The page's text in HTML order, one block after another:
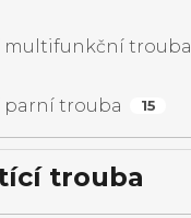
multifunkční trouba
trouba 15
trouba